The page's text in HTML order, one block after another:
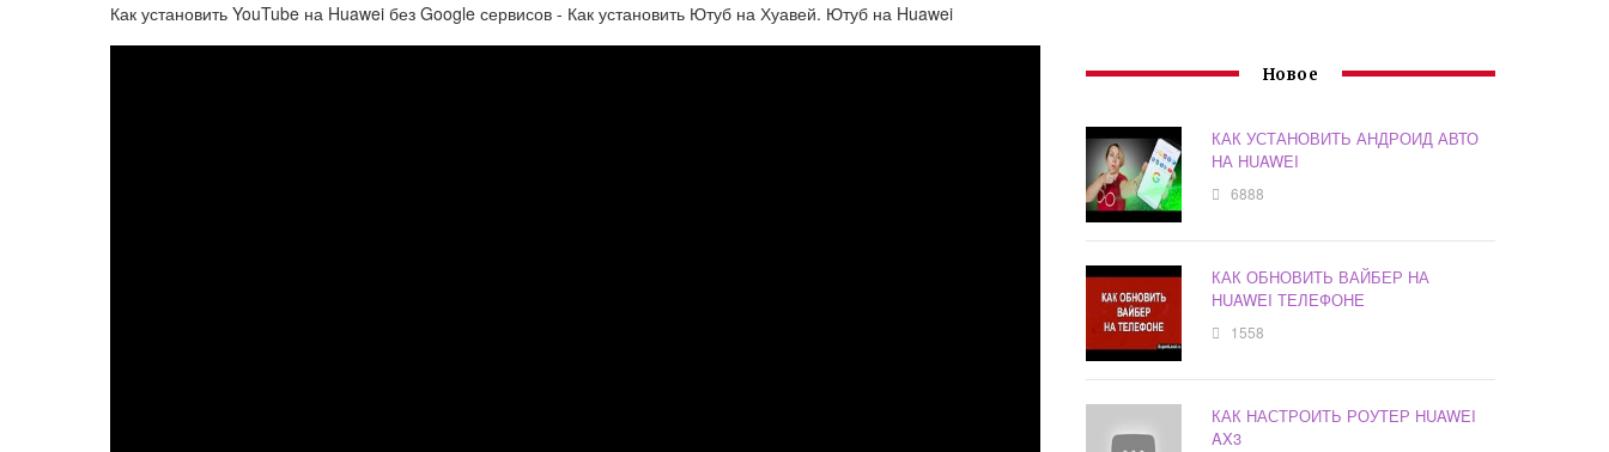
Как установить YouTube на Huawei без Google сервисов - Как установить Ютуб на Хуавей. Ютуб на Huawei
Новое
КАК УСТАНОВИТЬ АНДРОИД АВТО
НА HUAWEI
6888
КАК ОБНОВИТЬ ВАЙБЕР НА
HUAWEI ТЕЛЕФОНЕ
1558
КАК НАСТРОИТЬ РОУТЕР HUAWEI
AX3